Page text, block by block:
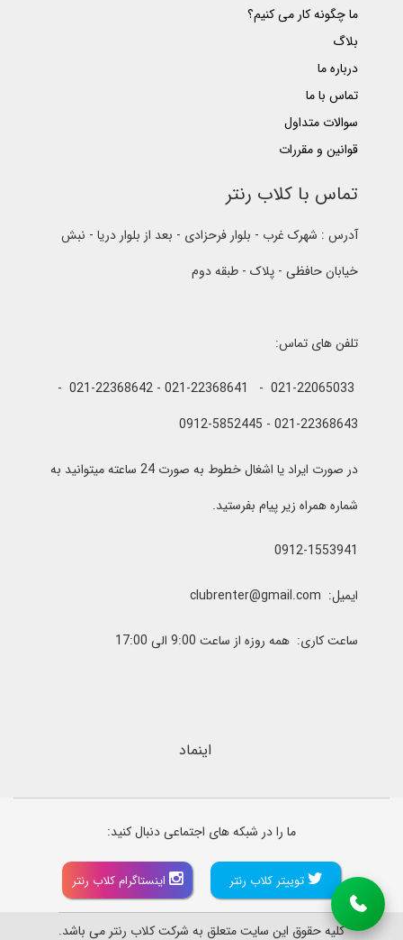
ما چگونه کار می کنیم؟
بلاگ
درباره ما
تماس با ما
سوالات متداول
قوانین و مقررات
تماس با کلاب رنتر
آدرس : شهرک غرب - بلوار فرحزادی - بعد از بلوار دریا - نبش
خیابان حافظی - پلاک - طبقه دوم
تلفن های تماس:
021-22065033 - 021-22368641 - 021-22368642 -
021-22368643 - 0912-5852445
در صورت ایراد یا اشغال خطوط به صورت 24 ساعته میتوانید به
شماره همراه زیر پیام بفرستید.
0912-1553941
ایمیل: clubrenter@gmail.com
ساعت کاری: همه روزه از ساعت 9:00 الی 17:00
اینماد
ما را در شبکه های اجتماعی دنبال کنید:
توییتر کلاب رنتر اینستاگرام کلاب رنتر
کلیه حقوق این سایت متعلق به شرکت کلاب رنتر می باشد.